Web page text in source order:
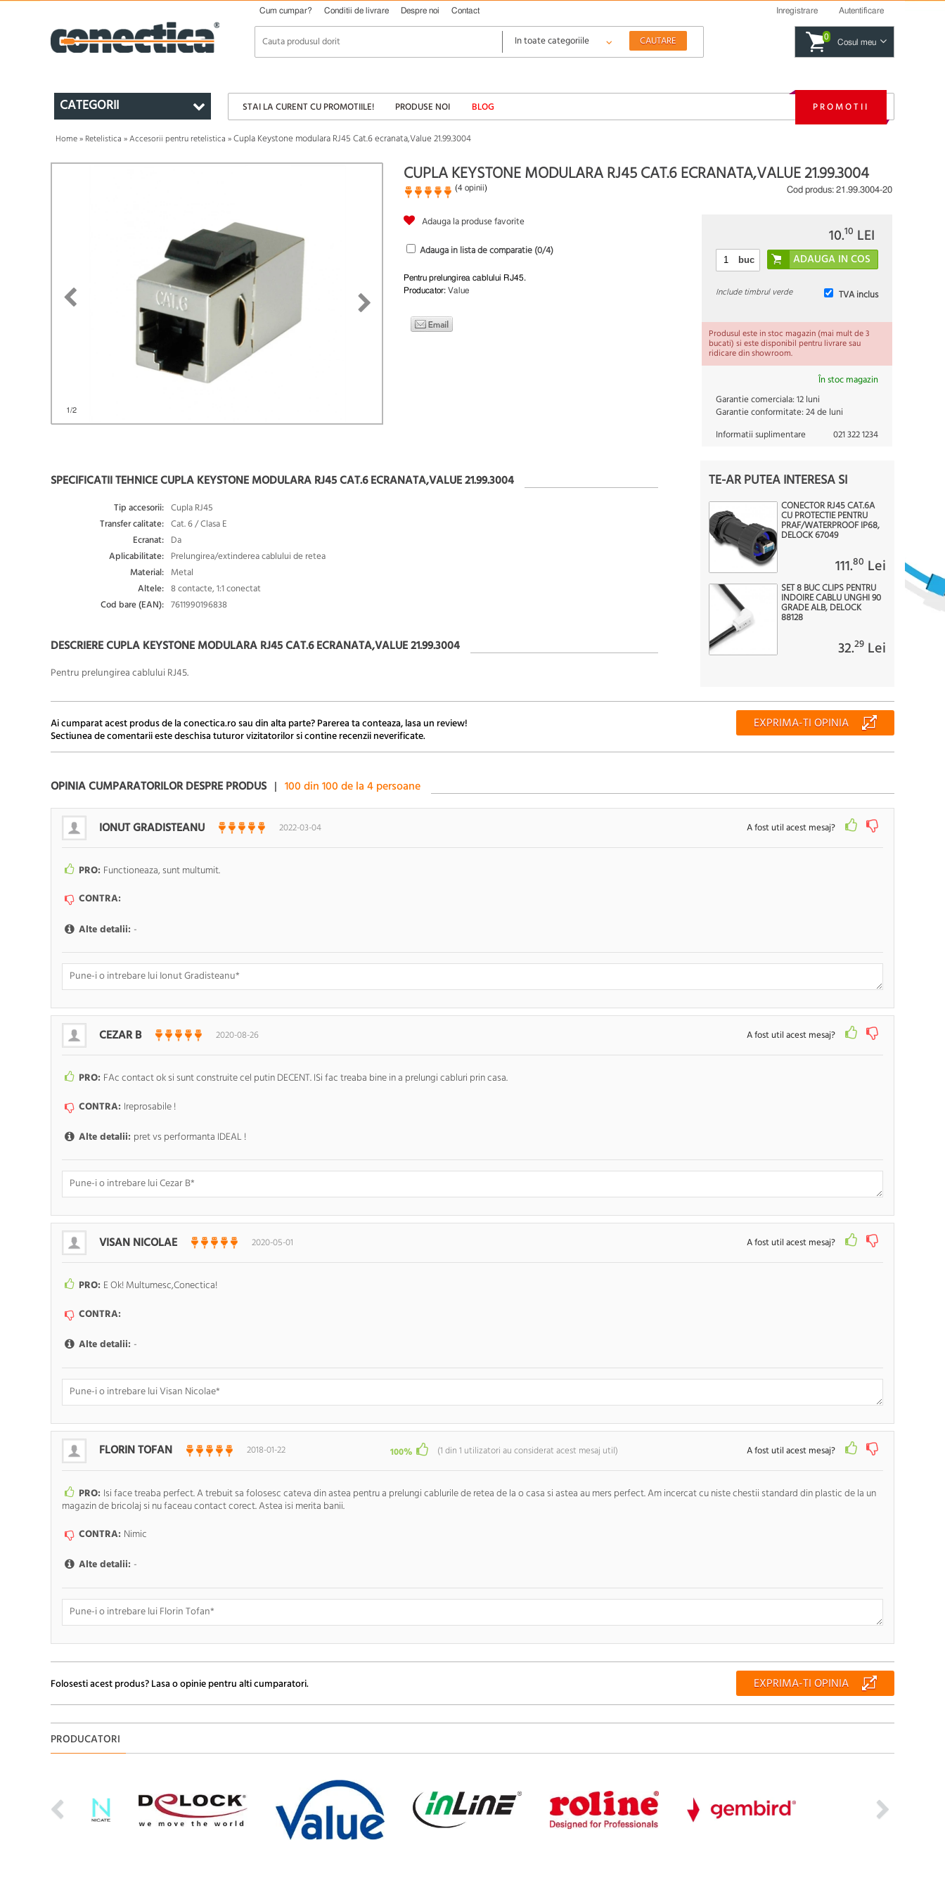
Cum cumpar? Conditii de livrare Despre noi Contact Inregistrare Autentificare
0
Cosul meu
CATEGORII STAI LA CURENT CU PROMOTIILE! PRODUSE NOI BLOG PROMOTII
Home» Retelistica »Accesorii pentru retelistica »Cupla Keystone modulara RJ45 Cat.6 ecranata,Value 21.99.3004
1/2
CUPLA KEYSTONE MODULARA RJ45 CAT.6 ECRANATA,VALUE 21.99.3004
(4 opinii) Cod produs: 21.99.3004-20
Adauga la produse favorite
Adauga in lista de comparatie (0/4)
Pentru prelungirea cablului RJ45.
Producator: Value
10.10 LEI
buc
TVA inclus
Include timbrul verde
Produsul este in stoc magazin (mai mult de 3
bucati) si este disponibil pentru livrare sau
ridicare din showroom.
În stoc magazin
Garantie comerciala:12 luni
Garantie conformitate:24 de luni
Informatii suplimentare
021 322 1234
SPECIFICATII TEHNICE CUPLA KEYSTONE MODULARA RJ45 CAT.6 ECRANATA,VALUE 21.99.3004
Tip accesorii: Cupla RJ45
Transfer calitate: Cat. 6 / Clasa E
Ecranat: Da
Aplicabilitate: Prelungirea/extinderea cablului de retea
Material: Metal
Altele: 8 contacte, 1:1 conectat
Cod bare (EAN): 7611990196838
DESCRIERE CUPLA KEYSTONE MODULARA RJ45 CAT.6 ECRANATA,VALUE 21.99.3004
Pentru prelungirea cablului RJ45.
TE-AR PUTEA INTERESA SI
CONECTOR RJ45 CAT.6A
CU PROTECTIE PENTRU
PRAF/WATERPROOF IP68,
DELOCK 67049
111.80 Lei
SET 8 BUC CLIPS PENTRU
INDOIRE CABLU UNGHI 90
GRADE ALB, DELOCK
88128
32.29 Lei
Ai cumparat acest produs de la conectica.ro sau din alta parte? Parerea ta conteaza, lasa un review!
Sectiunea de comentarii este deschisa tuturor vizitatorilor si contine recenzii neverificate.
EXPRIMA-TI OPINIA
OPINIA CUMPARATORILOR DESPRE PRODUS | 100din100de la4persoane
IONUT GRADISTEANU 2022-03-04 A fost util acest mesaj?
PRO: Functioneaza, sunt multumit.
CONTRA:
Alte detalii: -
Doresc sa fiu anuntat pe e-mail cand apar noi comentarii RENUNTA TRIMITE
CEZAR B 2020-08-26 A fost util acest mesaj?
PRO: FAc contact ok si sunt construite cel putin DECENT. ISi fac treaba bine in a prelungi cabluri prin casa.
CONTRA: Ireprosabile !
Alte detalii: pret vs performanta IDEAL !
Doresc sa fiu anuntat pe e-mail cand apar noi comentarii RENUNTA TRIMITE
VISAN NICOLAE 2020-05-01 A fost util acest mesaj?
PRO: E Ok! Multumesc,Conectica!
CONTRA:
Alte detalii: -
Doresc sa fiu anuntat pe e-mail cand apar noi comentarii RENUNTA TRIMITE
FLORIN TOFAN 2018-01-22 100% (1din1 utilizatori au considerat acest mesaj util) A fost util acest mesaj?
PRO: Isi face treaba perfect. A trebuit sa folosesc cateva din astea pentru a prelungi cablurile de retea de la o casa si astea au mers perfect. Am incercat cu niste chestii standard din plastic de la un
magazin de bricolaj si nu faceau contact corect. Astea isi merita banii.
CONTRA: Nimic
Alte detalii: -
Folosesti acest produs? Lasa o opinie pentru alti cumparatori.
EXPRIMA-TI OPINIA
PRODUCATORI